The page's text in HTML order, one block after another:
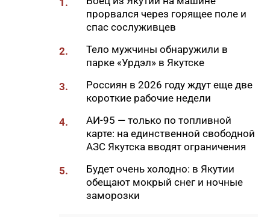
Штукатур-маляр Галина
Соловьева: когда отделка
становится искусством
«Строить там, где другие не
решаются»: 30 лет работы
компании «Кинг-95» в Якутии
09:11
В Нерюнгри мужчину убили
ножом в собственной
квартире
09:00
Владимир Путин поручил
создать кластер по огранке
алмазов в Якутии и
Смоленской области
1.
прорвался через горящее поле и
спас сослуживцев
2.
Тело мужчины обнаружили в
парке «Урдэл» в Якутске
3.
Россиян в 2026 году ждут еще две
короткие рабочие недели
4.
АИ-95 — только по топливной
карте: на единственной свободной
АЗС Якутска вводят ограничения
5.
Будет очень холодно: в Якутии
обещают мокрый снег и ночные
заморозки